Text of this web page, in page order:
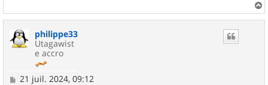
a
philippe33
Utagawist
e accro
M
21 juil. 2024, 09:12